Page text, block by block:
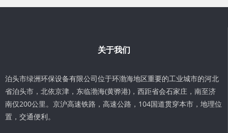
关于我们
泊头市绿洲环保设备有限公司位于环渤海地区重要的工业城市的河北
省泊头市，北依京津，东临渤海(黄骅港)，西距省会石家庄，南至济
南仅200公里。京沪高速铁路，高速公路，104国道贯穿本市，地理位
置，交通便利。